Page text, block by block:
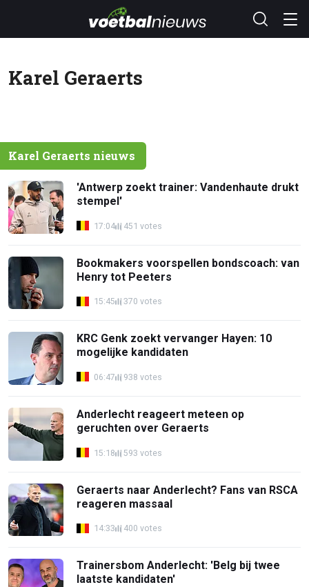
Karel Geraerts
Karel Geraerts nieuws
'Antwerp zoekt trainer: Vandenhaute drukt
stempel'
17:04 451 votes
Bookmakers voorspellen bondscoach: van
Henry tot Peeters
15:45 370 votes
KRC Genk zoekt vervanger Hayen: 10
mogelijke kandidaten
06:47 938 votes
Anderlecht reageert meteen op
geruchten over Geraerts
15:18 593 votes
Geraerts naar Anderlecht? Fans van RSCA
reageren massaal
14:33 400 votes
Trainersbom Anderlecht: 'Belg bij twee
laatste kandidaten'